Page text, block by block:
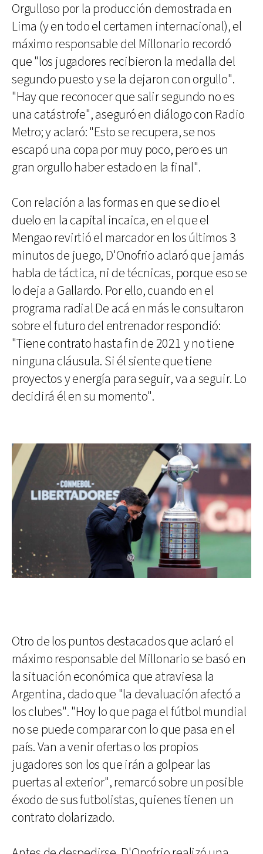
Orgulloso por la producción demostrada en
Lima (y en todo el certamen internacional), el
máximo responsable del Millonario recordó
que "los jugadores recibieron la medalla del
segundo puesto y se la dejaron con orgullo".
"Hay que reconocer que salir segundo no es
una catástrofe", aseguró en diálogo con Radio
Metro; y aclaró: "Esto se recupera, se nos
escapó una copa por muy poco, pero es un
gran orgullo haber estado en la final".
Con relación a las formas en que se dio el
duelo en la capital incaica, en el que el
Mengao revirtió el marcador en los últimos 3
minutos de juego, D'Onofrio aclaró que jamás
habla de táctica, ni de técnicas, porque eso se
lo deja a Gallardo. Por ello, cuando en el
programa radial De acá en más le consultaron
sobre el futuro del entrenador respondió:
"Tiene contrato hasta fin de 2021 y no tiene
ninguna cláusula. Si él siente que tiene
proyectos y energía para seguir, va a seguir. Lo
decidirá él en su momento".
Otro de los puntos destacados que aclaró el
máximo responsable del Millonario se basó en
la situación económica que atraviesa la
Argentina, dado que "la devaluación afectó a
los clubes". "Hoy lo que paga el fútbol mundial
no se puede comparar con lo que pasa en el
país. Van a venir ofertas o los propios
jugadores son los que irán a golpear las
puertas al exterior", remarcó sobre un posible
éxodo de sus futbolistas, quienes tienen un
contrato dolarizado.